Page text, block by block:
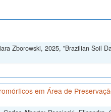
Zborowski, 2025, "Brazilian Soil
em Área de